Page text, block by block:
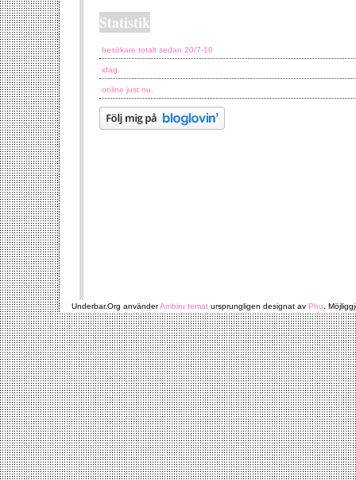
Statistik
besökare totalt sedan 20/7-10
idag.
online just nu.
Underbar.Org använderAmbiru temat ursprungligen designat av Phu .